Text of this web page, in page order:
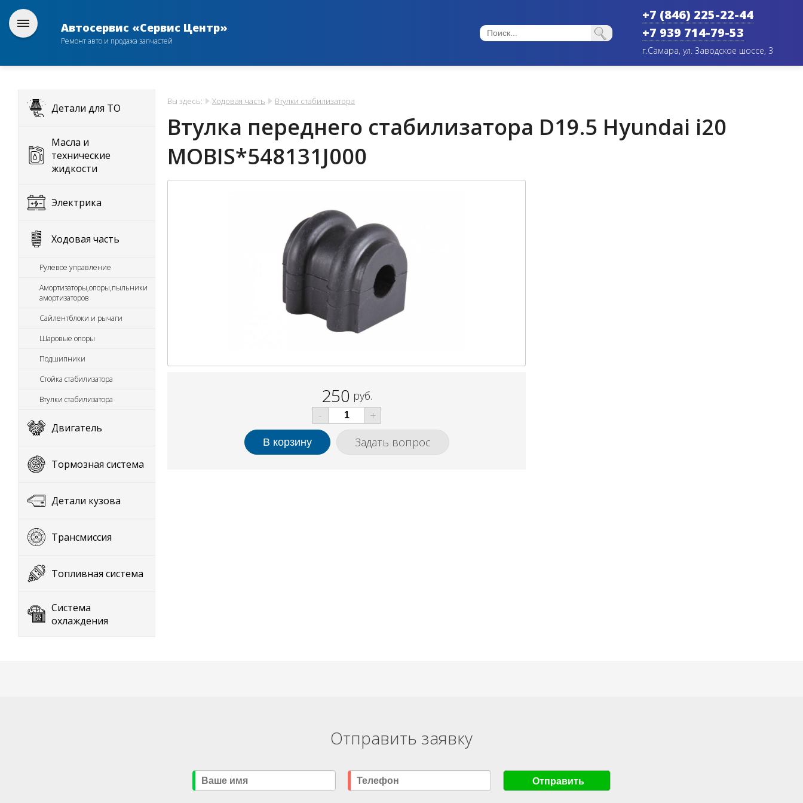
Автосервис «Сервис Центр»
Ремонт авто и продажа запчастей
+7 (846) 225-22-44
+7 939 714-79-53
г.Самара, ул. Заводское шоссе, 3
Детали для ТО
Масла и
технические
жидкости
Электрика
Ходовая часть
Рулевое управление
Амортизаторы,опоры,пыльники
амортизаторов
Сайлентблоки и рычаги
Шаровые опоры
Подшипники
Стойка стабилизатора
Втулки стабилизатора
Двигатель
Тормозная система
Детали кузова
Трансмиссия
Топливная система
Система
охлаждения
Вы здесь: Ходовая часть Втулки стабилизатора
Втулка переднего стабилизатора D19.5 Hyundai i20
MOBIS*548131J000
250 руб.
-
+
Задать вопрос
Отправить заявку